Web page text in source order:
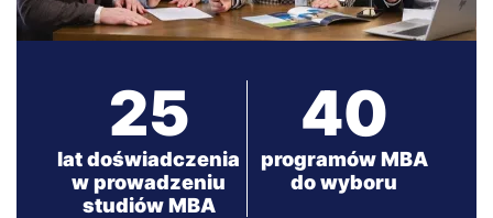
25
lat doświadczenia
w prowadzeniu
studiów MBA
40
programów MBA
do wyboru